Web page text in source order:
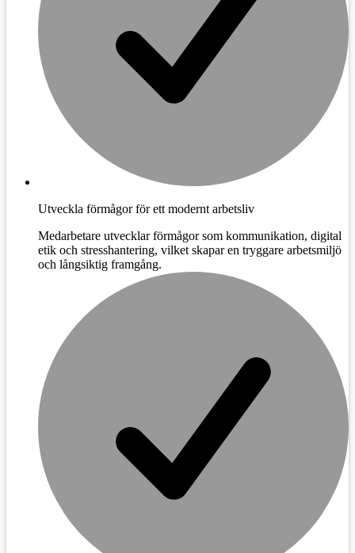
Utveckla förmågor för ett modernt arbetsliv
Medarbetare utvecklar förmågor som kommunikation, digital
etik och stresshantering, vilket skapar en tryggare arbetsmiljö
och långsiktig framgång.